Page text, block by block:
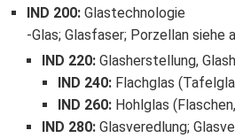
IND 200:Glastechnologie
Glas; Glasfaser; Porzellan siehe
IND 220: Glasherstellung,
IND 240:Flachglas
IND 260:Hohlglas
IND 280: Glasveredlung;